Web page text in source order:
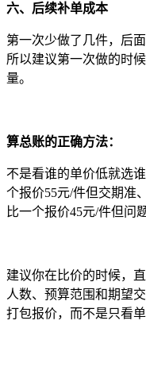
六、后续补单成本
第一次少做了几件，后
所以建议第一次做的时
量。
算总账的正确方法：
不是看谁的单价低就选
个报价55元/件但交期准
比一个报价45元/件但问
建议你在比价的时候，
人数、预算范围和期望
打包报价，而不是只看单